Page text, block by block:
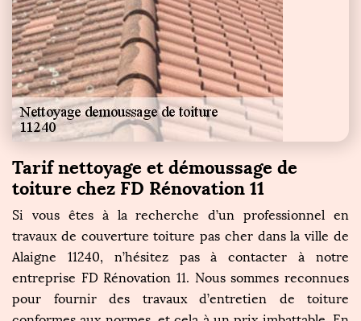
Tarif nettoyage et démoussage de
toiture chez FD Rénovation 11
Si vous êtes à la recherche d’un professionnel en
travaux de couverture toiture pas cher dans la ville de
Alaigne 11240, n’hésitez pas à contacter à notre
entreprise FD Rénovation 11. Nous sommes reconnues
pour fournir des travaux d’entretien de toiture